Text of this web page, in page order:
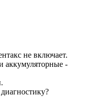
не включает.
аккумуляторные -